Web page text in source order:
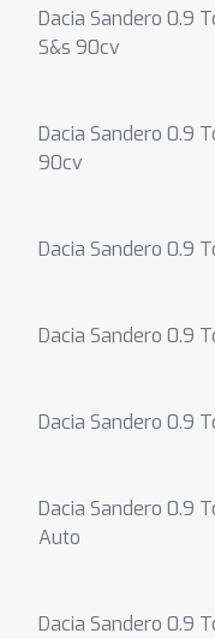
Dacia Sandero 0.9
S&s 90cv
Dacia Sandero 0.9
90cv
Dacia Sandero 0.9
Dacia Sandero 0.9
Dacia Sandero 0.9
Dacia Sandero 0.9
Auto
Dacia Sandero 0.9